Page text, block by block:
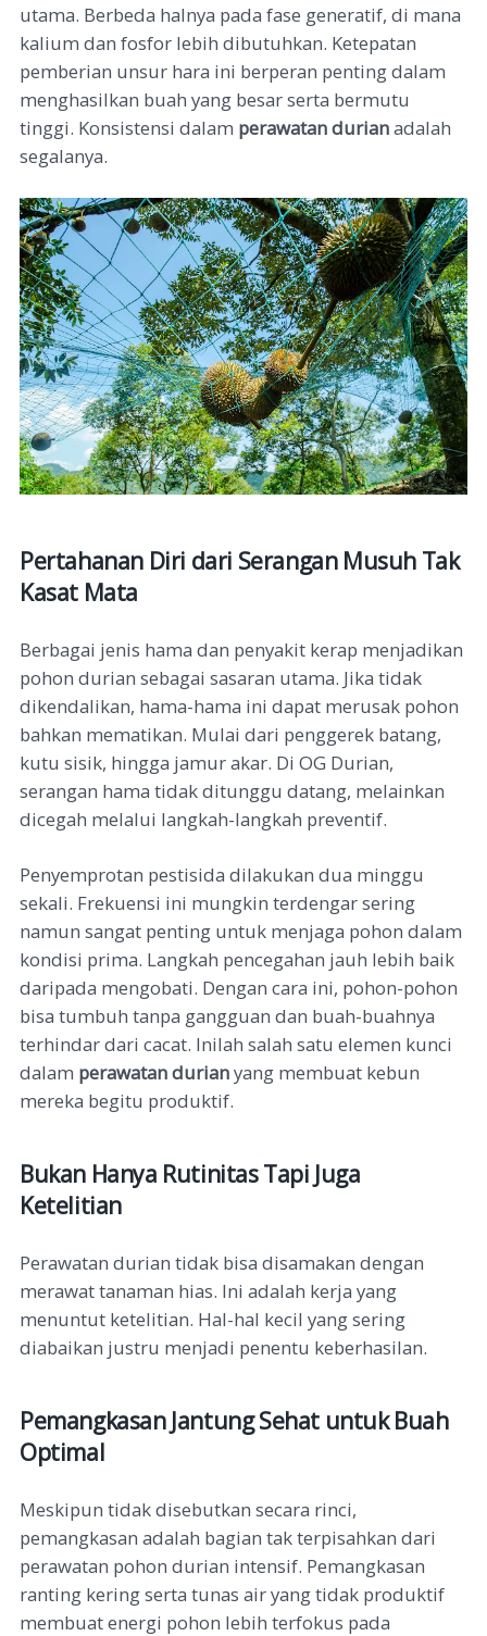
utama. Berbeda halnya pada fase generatif, di mana
kalium dan fosfor lebih dibutuhkan. Ketepatan
pemberian unsur hara ini berperan penting dalam
menghasilkan buah yang besar serta bermutu
tinggi. Konsistensi dalam perawatan durianadalah
segalanya.
Pertahanan Diri dari Serangan Musuh Tak
Kasat Mata
Berbagai jenis hama dan penyakit kerap menjadikan
pohon durian sebagai sasaran utama. Jika tidak
dikendalikan, hama-hama ini dapat merusak pohon
bahkan mematikan. Mulai dari penggerek batang,
kutu sisik, hingga jamur akar. Di OG Durian,
serangan hama tidak ditunggu datang, melainkan
dicegah melalui langkah-langkah preventif.
Penyemprotan pestisida dilakukan dua minggu
sekali. Frekuensi ini mungkin terdengar sering
namun sangat penting untuk menjaga pohon dalam
kondisi prima. Langkah pencegahan jauh lebih baik
daripada mengobati. Dengan cara ini, pohon-pohon
bisa tumbuh tanpa gangguan dan buah-buahnya
terhindar dari cacat. Inilah salah satu elemen kunci
dalam perawatan durianyang membuat kebun
mereka begitu produktif.
Bukan Hanya Rutinitas Tapi Juga
Ketelitian
Perawatan durian tidak bisa disamakan dengan
merawat tanaman hias. Ini adalah kerja yang
menuntut ketelitian. Hal-hal kecil yang sering
diabaikan justru menjadi penentu keberhasilan.
Pemangkasan Jantung Sehat untuk Buah
Optimal
Meskipun tidak disebutkan secara rinci,
pemangkasan adalah bagian tak terpisahkan dari
perawatan pohon durian intensif. Pemangkasan
ranting kering serta tunas air yang tidak produktif
membuat energi pohon lebih terfokus pada